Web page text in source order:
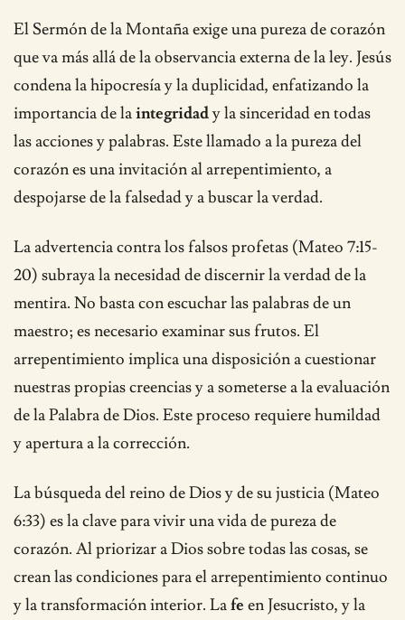
El Sermón de la Montaña exige una pureza de corazón
que va más allá de la observancia externa de la ley. Jesús
condena la hipocresía y la duplicidad, enfatizando la
importancia de laintegridady la sinceridad en todas
las acciones y palabras. Este llamado a la pureza del
corazón es una invitación al arrepentimiento, a
despojarse de la falsedad y a buscar la verdad.
La advertencia contra los falsos profetas (Mateo 7:15-
20) subraya la necesidad de discernir la verdad de la
mentira. No basta con escuchar las palabras de un
maestro; es necesario examinar sus frutos. El
arrepentimiento implica una disposición a cuestionar
nuestras propias creencias y a someterse a la evaluación
de la Palabra de Dios. Este proceso requiere humildad
y apertura a la corrección.
La búsqueda del reino de Dios y de su justicia (Mateo
6:33) es la clave para vivir una vida de pureza de
corazón. Al priorizar a Dios sobre todas las cosas, se
crean las condiciones para el arrepentimiento continuo
y la transformación interior. Lafe en Jesucristo, y la